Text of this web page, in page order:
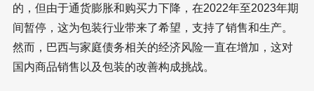
的，但由于通货膨胀和购买力下降，在2022年至2023年期
间暂停，这为包装行业带来了希望，支持了销售和生产。
然而，巴西与家庭债务相关的经济风险一直在增加，这对
国内商品销售以及包装的改善构成挑战。